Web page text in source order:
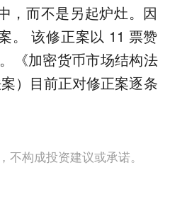
，而不是另起炉灶。因
。 该修正案以 11 票赞
《加密货币市场结构法
）目前正对修正案逐条
构成投资建议或承诺。